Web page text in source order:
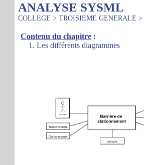
ANALYSE SYSML
COLLEGE > TROISIEME GENERALE >
Contenu du chapitre :
1. Les différents diagrammes